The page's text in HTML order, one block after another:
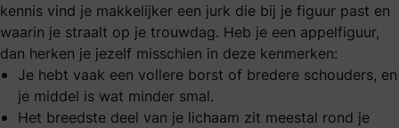
kennis vind je makkelijker een jurk die bij je figuur past en
waarin je straalt op je trouwdag. Heb je een appelfiguur,
dan herken je jezelf misschien in deze kenmerken:
Je hebt vaak een vollere borst of bredere schouders, en
je middel is wat minder smal.
Het breedste deel van je lichaam zit meestal rond je